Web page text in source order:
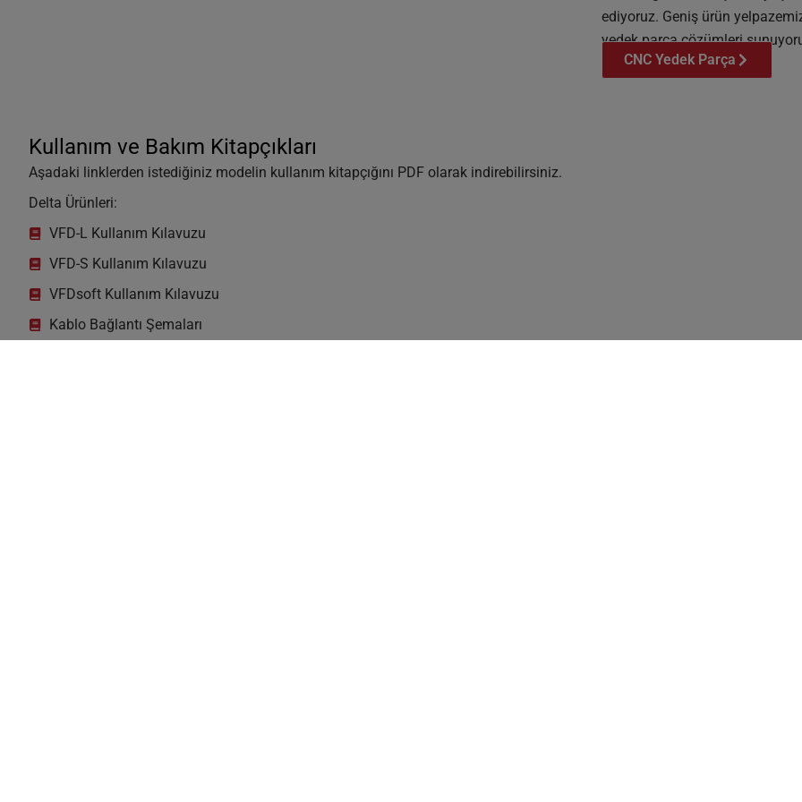
ediyoruz. Geniş ürün
yedek parça çözümleri
CNC Yedek Parça
Kullanım ve Bakım Kitapçıkları
Aşadaki linklerden istediğiniz modelin kullanım kitapçığını PDF olarak indirebilirsiniz.
Delta Ürünleri:
VFD-L Kullanım Kılavuzu
VFD-S Kullanım Kılavuzu
VFDsoft Kullanım Kılavuzu
Kablo Bağlantı Şemaları